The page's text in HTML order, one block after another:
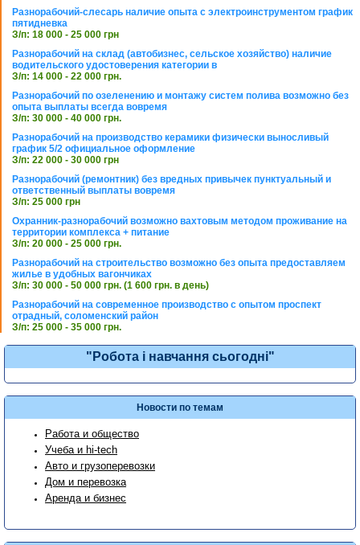
Разнорабочий-слесарь наличие опыта с электроинструментом график
пятидневка
З/п: 18 000 - 25 000 грн
Разнорабочий на склад (автобизнес, сельское хозяйство) наличие
водительского удостоверения категории в
З/п: 14 000 - 22 000 грн.
Разнорабочий по озеленению и монтажу систем полива возможно без
опыта выплаты всегда вовремя
З/п: 30 000 - 40 000 грн.
Разнорабочий на производство керамики физически выносливый
график 5/2 официальное оформление
З/п: 22 000 - 30 000 грн
Разнорабочий (ремонтник) без вредных привычек пунктуальный и
ответственный выплаты вовремя
З/п: 25 000 грн
Охранник-разнорабочий возможно вахтовым методом проживание на
территории комплекса + питание
З/п: 20 000 - 25 000 грн.
Разнорабочий на строительство возможно без опыта предоставляем
жилье в удобных вагончиках
З/п: 30 000 - 50 000 грн. (1 600 грн. в день)
Разнорабочий на современное производство с опытом проспект
отрадный, соломенский район
З/п: 25 000 - 35 000 грн.
"Робота і навчання сьогодні"
Новости по темам
Работа и общество
Учеба и hi-tech
Авто и грузоперевозки
Дом и перевозка
Аренда и бизнес